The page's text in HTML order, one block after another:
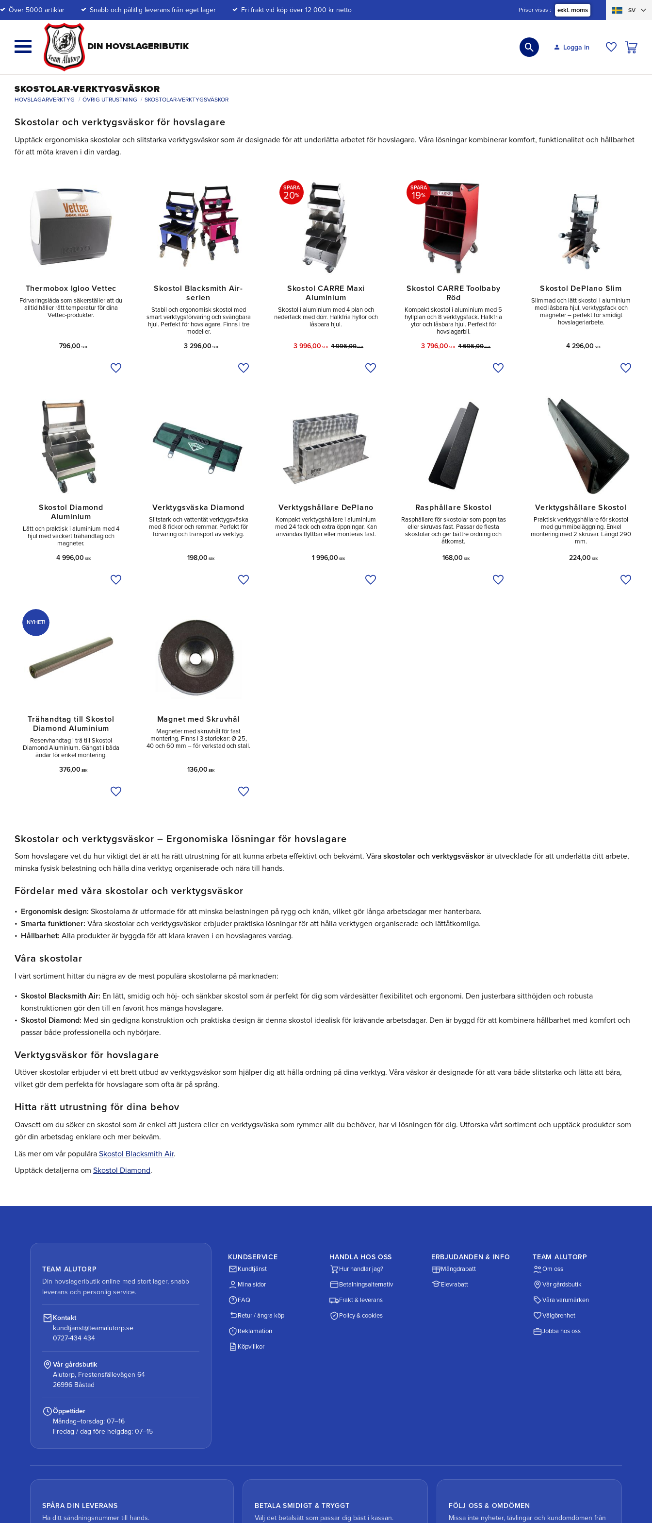
Över 5000 artiklar Snabb och pålitlig leverans från eget lager Fri frakt vid köp över 12 000 kr netto Priser visas exkl. moms SV
Logga in
SKOSTOLAR-VERKTYGSVÄSKOR
HOVSLAGARVERKTYG ÖVRIG UTRUSTNING SKOSTOLAR-VERKTYGSVÄSKOR
Skostolar och verktygsväskor för hovslagare
Upptäck ergonomiska skostolar och slitstarka verktygsväskor som är designade för att underlätta arbetet för hovslagare. Våra lösningar kombinerar komfort, funktionalitet och hållbarhet
för att möta kraven i din vardag.
Thermobox Igloo Vettec
Förvaringslåda som säkerställer att du
alltid håller rätt temperatur för dina
Vettec-produkter.
796,00 SEK
Lägg till i önskelista
Skostol Blacksmith Air-
serien
Stabil och ergonomisk skostol med
smart verktygsförvaring och svängbara
hjul. Perfekt för hovslagare. Finns i tre
modeller.
3 296,00 SEK
Lägg till i önskelista
Skostol CARRE Maxi
Aluminium
Skostol i aluminium med 4 plan och
nederfack med dörr. Halkfria hyllor och
låsbara hjul.
3 996,00 SEK 4 996,00SEK
SPARA
20%
Lägg till i önskelista
Skostol CARRE Toolbaby
Röd
Kompakt skostol i aluminium med 5
hyllplan och 8 verktygsfack. Halkfria
ytor och låsbara hjul. Perfekt för
hovslagarbil.
3 796,00 SEK 4 696,00SEK
SPARA
19%
Lägg till i önskelista
Skostol DePlano Slim
Slimmad och lätt skostol i aluminium
med låsbara hjul, verktygsfack och
magneter – perfekt för smidigt
hovslageriarbete.
4 296,00 SEK
Lägg
Skostol Diamond
Aluminium
Lätt och praktisk i aluminium med 4
hjul med vackert trähandtag och
magneter.
4 996,00 SEK
Lägg till i önskelista
Verktygsväska Diamond
Slitstark och vattentät verktygsväska
med 8 fickor och remmar. Perfekt för
förvaring och transport av verktyg.
198,00 SEK
Lägg till i önskelista
Verktygshållare DePlano
Kompakt verktygshållare i aluminium
med 24 fack och extra öppningar. Kan
användas flyttbar eller monteras fast.
1 996,00 SEK
Lägg till i önskelista
Rasphållare Skostol
Rasphållare för skostolar som popnitas
eller skruvas fast. Passar de flesta
skostolar och ger bättre ordning och
åtkomst.
168,00 SEK
Lägg till i önskelista
Verktygshållare Skostol
Praktisk verktygshållare för skostol
med gummibeläggning. Enkel
montering med 2 skruvar. Längd 290
mm.
224,00 SEK
Lägg
Trähandtag till Skostol
Diamond Aluminium
Reservhandtag i trä till Skostol
Diamond Aluminium. Gängat i båda
ändar för enkel montering.
376,00 SEK
NYHET!
Lägg till i önskelista
Magnet med Skruvhål
Magneter med skruvhål för fast
montering. Finns i 3 storlekar: Ø 25,
40 och 60 mm – för verkstad och stall.
136,00 SEK
Lägg till i önskelista
Skostolar och verktygsväskor – Ergonomiska lösningar för hovslagare
Som hovslagare vet du hur viktigt det är att ha rätt utrustning för att kunna arbeta effektivt och bekvämt. Våra skostolar och verktygsväskor är utvecklade för att underlätta ditt arbete,
minska fysisk belastning och hålla dina verktyg organiserade och nära till hands.
Fördelar med våra skostolar och verktygsväskor
Ergonomisk design: Skostolarna är utformade för att minska belastningen på rygg och knän, vilket gör långa arbetsdagar mer hanterbara.
Smarta funktioner: Våra skostolar och verktygsväskor erbjuder praktiska lösningar för att hålla verktygen organiserade och lättåtkomliga.
Hållbarhet: Alla produkter är byggda för att klara kraven i en hovslagares vardag.
Våra skostolar
I vårt sortiment hittar du några av de mest populära skostolarna på marknaden:
Skostol Blacksmith Air: En lätt, smidig och höj- och sänkbar skostol som är perfekt för dig som värdesätter flexibilitet och ergonomi. Den justerbara sitthöjden och robusta
konstruktionen gör den till en favorit hos många hovslagare.
Skostol Diamond: Med sin gedigna konstruktion och praktiska design är denna skostol idealisk för krävande arbetsdagar. Den är byggd för att kombinera hållbarhet med komfort och
passar både professionella och nybörjare.
Verktygsväskor för hovslagare
Utöver skostolar erbjuder vi ett brett utbud av verktygsväskor som hjälper dig att hålla ordning på dina verktyg. Våra väskor är designade för att vara både slitstarka och lätta att bära,
vilket gör dem perfekta för hovslagare som ofta är på språng.
Hitta rätt utrustning för dina behov
Oavsett om du söker en skostol som är enkel att justera eller en verktygsväska som rymmer allt du behöver, har vi lösningen för dig. Utforska vårt sortiment och upptäck produkter som
gör din arbetsdag enklare och mer bekväm.
Läs mer om vår populära Skostol Blacksmith Air.
Upptäck detaljerna om Skostol Diamond.
TEAM ALUTORP
Din hovslageributik online med stort lager, snabb
leverans och personlig service.
Kontakt
kundtjanst@teamalutorp.se
0727-434 434
Vår gårdsbutik
Alutorp, Frestensfällevägen 64
26996 Båstad
Öppettider
Måndag–torsdag: 07–16
Fredag / dag före helgdag: 07–15
KUNDSERVICE
Kundtjänst
Mina sidor
FAQ
Retur / ångra köp
Reklamation
Köpvillkor
HANDLA HOS OSS
Hur handlar jag?
Betalningsalternativ
Frakt & leverans
Policy & cookies
ERBJUDANDEN & INFO
Mängdrabatt
Elevrabatt
TEAM ALUTORP
Om oss
Vår gårdsbutik
Våra varumärken
Välgörenhet
Jobba hos oss
SPÅRA DIN LEVERANS
Ha ditt sändningsnummer till hands.
BETALA SMIDIGT & TRYGGT
Välj det betalsätt som passar dig bäst i kassan.
FÖLJ OSS & OMDÖMEN
Missa inte nyheter, tävlingar och kundomdömen från